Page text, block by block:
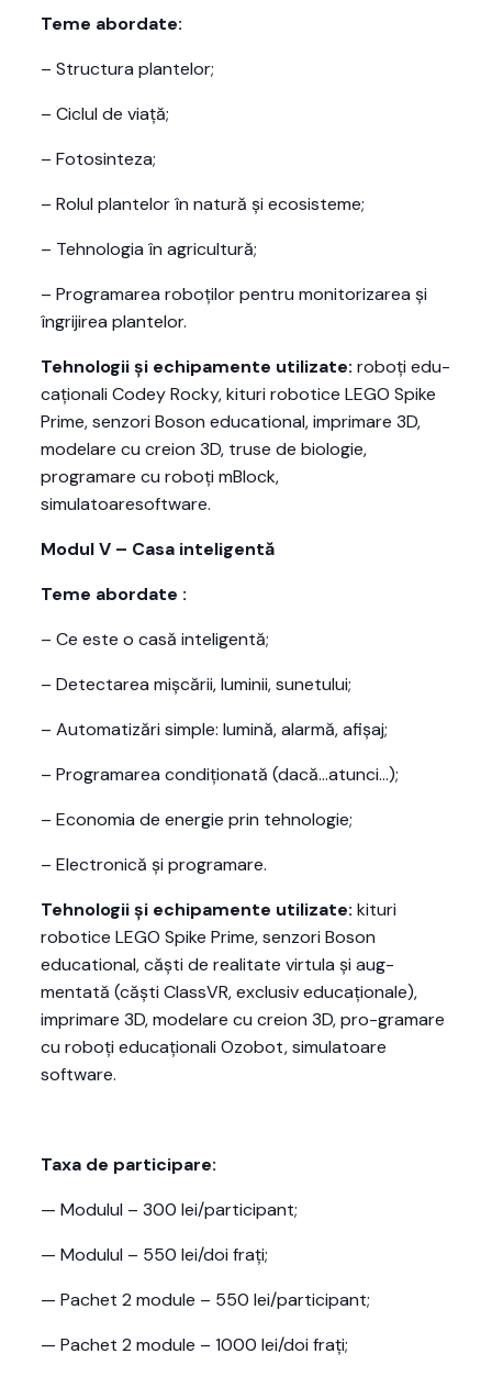
Teme abordate:
– Structura plantelor;
– Ciclul de viață;
– Fotosinteza;
– Rolul plantelor în natură și ecosisteme;
– Tehnologia în agricultură;
– Programarea roboților pentru monitorizarea și
îngrijirea plantelor.
Tehnologii și echipamente utilizate: roboți edu-
caționali Codey Rocky, kituri robotice LEGO Spike
Prime, senzori Boson educational, imprimare 3D,
modelare cu creion 3D, truse de biologie,
programare cu roboți mBlock,
simulatoaresoftware.
Modul V – Casa inteligentă
Teme abordate :
– Ce este o casă inteligentă;
– Detectarea mișcării, luminii, sunetului;
– Automatizări simple: lumină, alarmă, afișaj;
– Programarea condiționată (dacă…atunci…);
– Economia de energie prin tehnologie;
– Electronică și programare.
Tehnologii și echipamente utilizate: kituri
robotice LEGO Spike Prime, senzori Boson
educational, căști de realitate virtula și aug-
mentată (căști ClassVR, exclusiv educaționale),
imprimare 3D, modelare cu creion 3D, pro-gramare
cu roboți educaționali Ozobot, simulatoare
software.
Taxa de participare:
— Modulul – 300 lei/participant;
— Modulul – 550 lei/doi frați;
— Pachet 2 module – 550 lei/participant;
— Pachet 2 module – 1000 lei/doi frați;